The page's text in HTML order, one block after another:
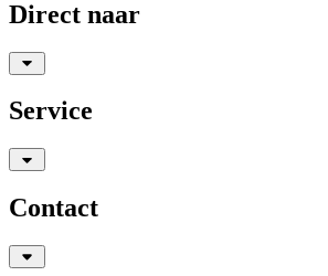
Direct naar
Service
Contact